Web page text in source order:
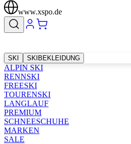
www.xspo.de
SKI SKIBEKLEIDUNG
ALPIN SKI
RENNSKI
FREESKI
TOURENSKI
LANGLAUF
PREMIUM
SCHNEESCHUHE
MARKEN
SALE